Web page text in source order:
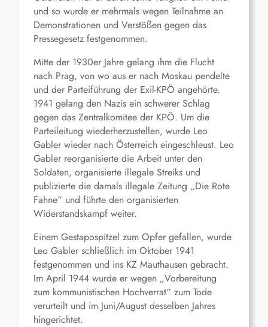
und so wurde er mehrmals wegen Teilnahme an
Demonstrationen und Verstößen gegen das
Pressegesetz festgenommen.
Mitte der 1930er Jahre gelang ihm die Flucht
nach Prag, von wo aus er nach Moskau pendelte
und der Parteiführung der Exil-KPÖ angehörte.
1941 gelang den Nazis ein schwerer Schlag
gegen das Zentralkomitee der KPÖ. Um die
Parteileitung wiederherzustellen, wurde Leo
Gabler wieder nach Österreich eingeschleust. Leo
Gabler reorganisierte die Arbeit unter den
Soldaten, organisierte illegale Streiks und
publizierte die damals illegale Zeitung „Die Rote
Fahne“ und führte den organisierten
Widerstandskampf weiter.
Einem Gestapospitzel zum Opfer gefallen, wurde
Leo Gabler schließlich im Oktober 1941
festgenommen und ins KZ Mauthausen gebracht.
Im April 1944 wurde er wegen „Vorbereitung
zum kommunistischen Hochverrat“ zum Tode
verurteilt und im Juni/August desselben Jahres
hingerichtet.